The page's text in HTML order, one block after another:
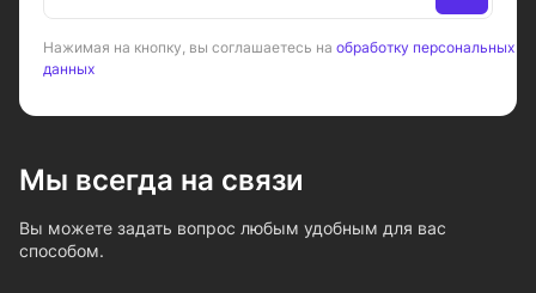
Нажимая на кнопку, вы соглашаетесь на обработку персональных
данных
Мы всегда на связи
Вы можете задать вопрос любым удобным для вас
способом.